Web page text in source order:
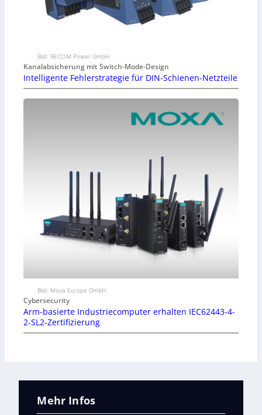
Bild: RECOM Power GmbH
Kanalabsicherung mit Switch-Mode-Design
Intelligente Fehlerstrategie für DIN-Schienen-Netzteile
Bild: Moxa Europe GmbH
Cybersecurity
Arm-basierte Industriecomputer erhalten IEC62443-4-
2-SL2-Zertifizierung
Mehr Infos